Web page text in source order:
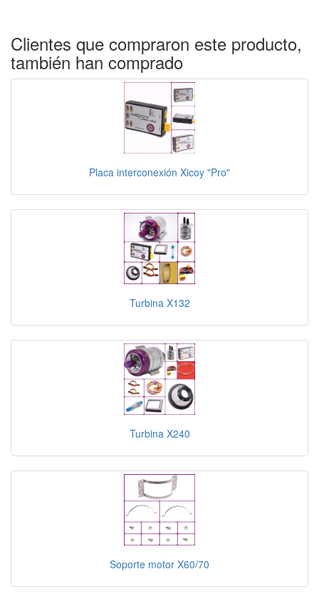
Clientes que compraron este producto,
también han comprado
Placa interconexión Xicoy "Pro"
Turbina X132
Turbina X240
Soporte motor X60/70